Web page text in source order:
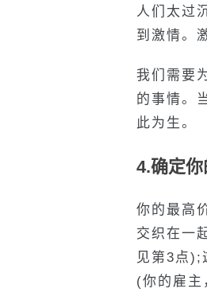
人们太过
到激情。
我们需要
的事情。
此为生。
4.确定
你的最高
交织在一
见第3点);
(你的雇主